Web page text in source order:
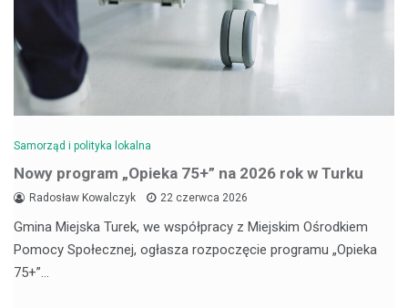
Samorząd i polityka lokalna
Nowy program „Opieka 75+” na 2026 rok w Turku
Radosław Kowalczyk 22 czerwca 2026
Gmina Miejska Turek, we współpracy z Miejskim Ośrodkiem
Pomocy Społecznej, ogłasza rozpoczęcie programu „Opieka
75+”…